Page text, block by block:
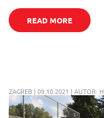
READ MORE
ZAGREB | 09.10.2021 | AUTOR: